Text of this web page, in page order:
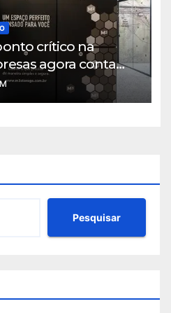
crítico na
agora conta
tecnológica e
Pesquisar